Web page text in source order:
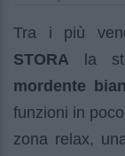
Tra i più
STORA la
mordente
funzioni in
zona relax,